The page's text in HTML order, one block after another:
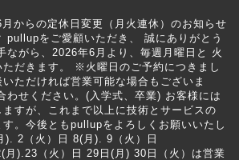
月からの定休日変更（月火連休）のお知らせ
pullupをご愛顧いただき、 誠にありがとう
ながら、2026年6月より、毎週月曜日と 火
ただきます。 ※火曜日のご予約につきまし
ただければ営業可能な場合もございま
わせください。(入学式、卒業) お客様には
すが、これまで以上に技術とサービスの
。今後ともpullupをよろしくお願いいたし
). 2（火）日 8(月). 9（火）日
月).23（火）日 29日(月) 30日（火）は営業